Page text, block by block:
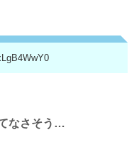
なさそう…